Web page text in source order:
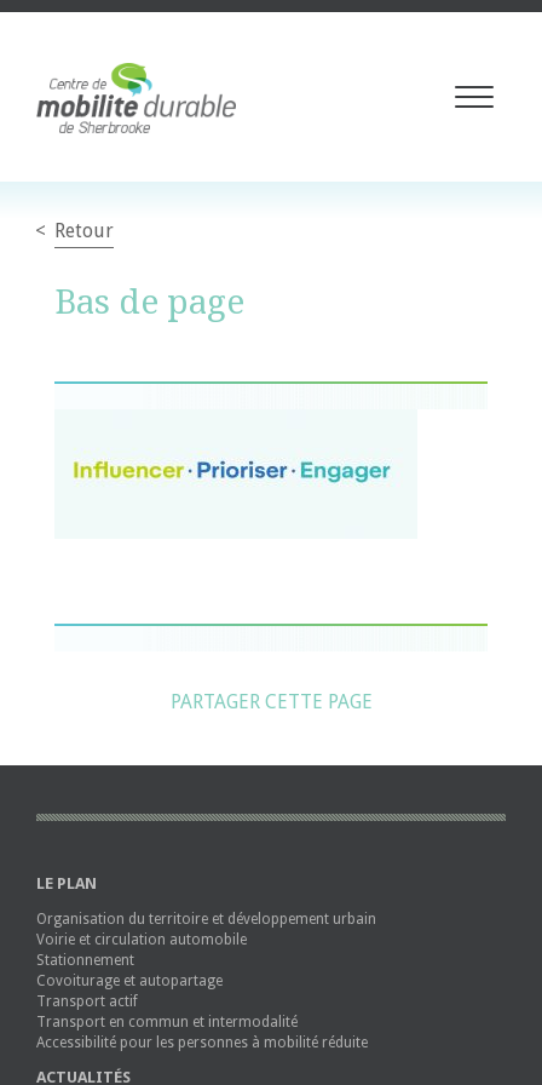
Toggle
Retour
Bas de page
PARTAGER CETTE PAGE
LE PLAN
Organisation du territoire et développement urbain
Voirie et circulation automobile
Stationnement
Covoiturage et autopartage
Transport actif
Transport en commun et intermodalité
Accessibilité pour les personnes à mobilité réduite
ACTUALITÉS